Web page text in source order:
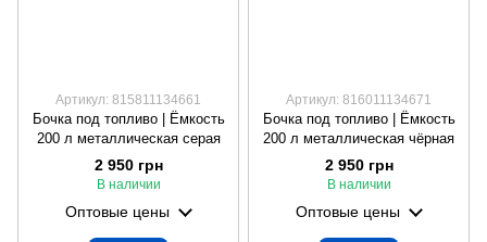
Артикул: 815811134661
Бочка под топливо | Ёмкость
200 л металлическая серая
2 950 грн
В наличии
Оптовые цены
Артикул: 816011134671
Бочка под топливо | Ёмкость
200 л металлическая чёрная
2 950 грн
В наличии
Оптовые цены